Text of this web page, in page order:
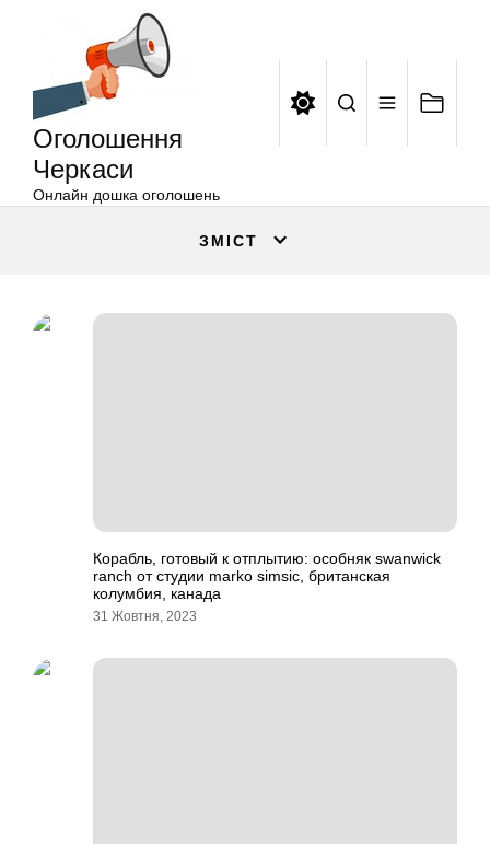
Оголошення
Черкаси
Онлайн дошка оголошень
ЗМІСТ
Корабль, готовый к отплытию: особняк swanwick
ranch от студии marko simsic, британская
колумбия, канада
31 Жовтня, 2023